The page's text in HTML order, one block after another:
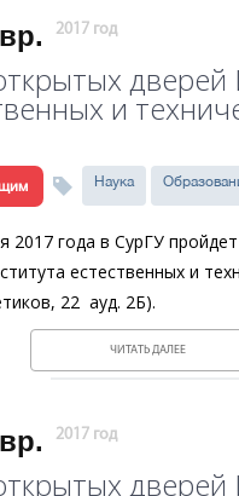
2017 год
дверей
и
Наука
2017 года в СурГУ
естественных и
22 ауд. 2Б).
ЧИТАТЬ ДАЛЕЕ
2017 год
дверей